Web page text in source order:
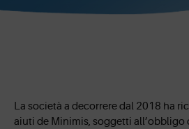
La società a decorrere dal 2018 ha
aiuti de Minimis, soggetti